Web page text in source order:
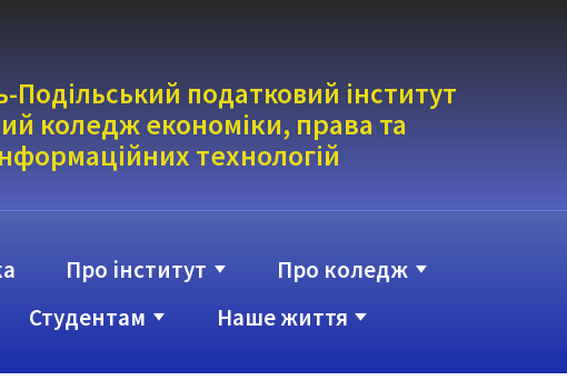
податковий інститут
коледж економіки, права та
йних технологій
Про інститут
Про коледж
Студентам Наше життя